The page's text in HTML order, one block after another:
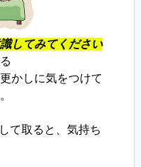
してみてください
かしに気をつけて
て取ると、気持ち